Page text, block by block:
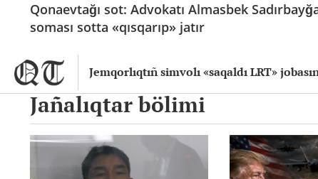
Jemqorlıqtıñ simvolı «saqaldı LRT»
Qonaevtağı sot: Advokatı Almasbek
soması sotta «qısqarıp» jatır
Jañalıqtar bölimi